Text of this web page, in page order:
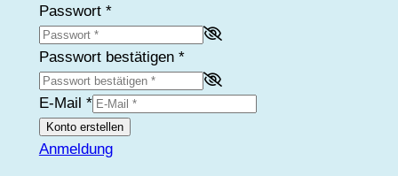
Passwort *
Passwort bestätigen *
E-Mail *
Konto erstellen
Anmeldung